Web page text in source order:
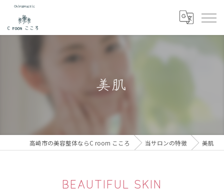
美肌
高崎市の美容整体ならC room こころ 当サロンの特徴 美肌
BEAUTIFUL SKIN